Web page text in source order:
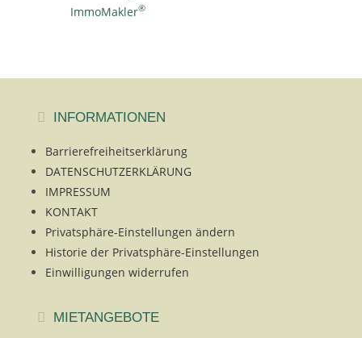
ImmoMakler®
INFORMATIONEN
Barrierefreiheitserklärung
DATENSCHUTZERKLÄRUNG
IMPRESSUM
KONTAKT
Privatsphäre-Einstellungen ändern
Historie der Privatsphäre-Einstellungen
Einwilligungen widerrufen
MIETANGEBOTE